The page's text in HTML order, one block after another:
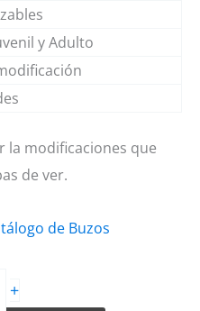
y Adulto
la modificaciones que
de ver.
de Buzos
+